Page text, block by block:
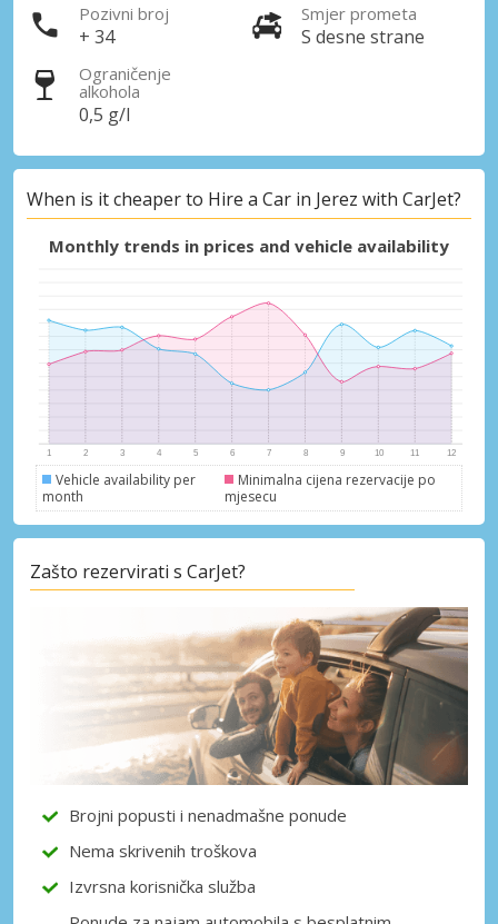
Pozivni broj
+ 34
Smjer prometa
S desne strane
Ograničenje
alkohola
0,5 g/l
When is it cheaper to Hire a Car in Jerez with CarJet?
Monthly trends in prices and vehicle availability
Vehicle availability per
month
Minimalna cijena rezervacije po
mjesecu
Zašto rezervirati s CarJet?
Brojni popusti i nenadmašne ponude
Nema skrivenih troškova
Izvrsna korisnička služba
Prijava putem eLinka